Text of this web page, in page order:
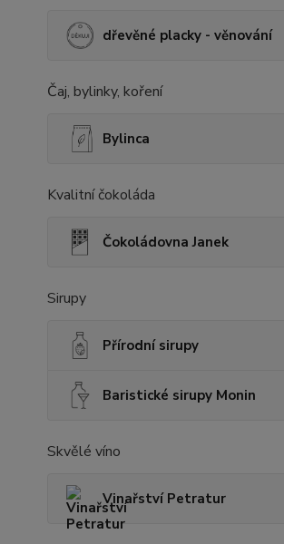
dřevěné placky - věnování
Čaj, bylinky, koření
Bylinca
Kvalitní čokoláda
Čokoládovna Janek
Sirupy
Přírodní sirupy
Baristické sirupy Monin
Skvělé víno
Vinařství Petratur